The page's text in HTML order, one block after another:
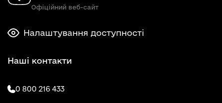
Офіційний веб-сайт
Налаштування доступності
Наші контакти
0 800 216 433